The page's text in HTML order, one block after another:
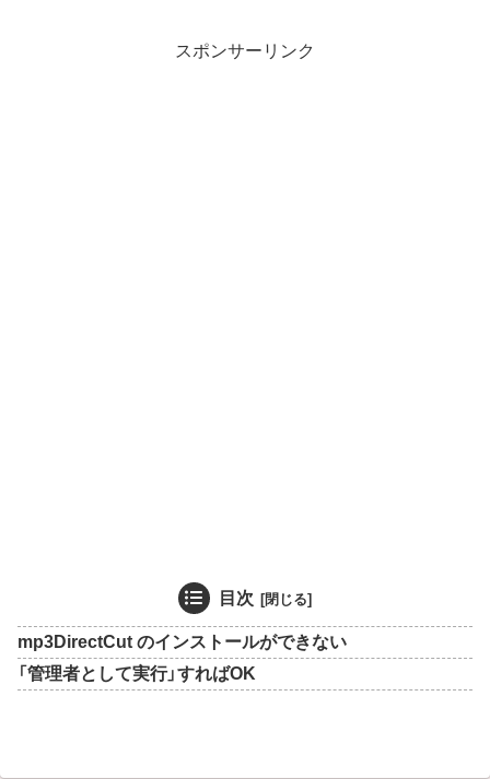
スポンサーリンク
目次
mp3DirectCut のインストールができない
「管理者として実行」すればOK